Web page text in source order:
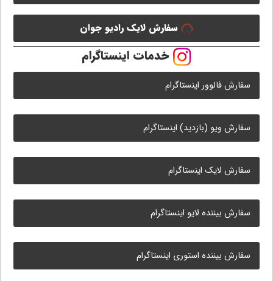
سفارش لایک رادیو جوان
خدمات اینستاگرام
سفارش فالوور اینستاگرام
سفارش ویو (بازدید) اینستاگرام
سفارش لایک اینستاگرام
سفارش بیننده لایو اینستاگرام
سفارش بیننده استوری اینستاگرام